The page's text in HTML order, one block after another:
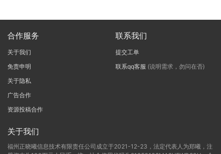
合作服务
关于我们
免责申明
关于隐私
广告合作
资源投稿合作
联系我们
提交工单
联系qq客服 (说明需求，勿问在否)
关于我们
福州正晓曦信息技术有限责任公司成立于2021-12-23，法定代表人为郑曦，注